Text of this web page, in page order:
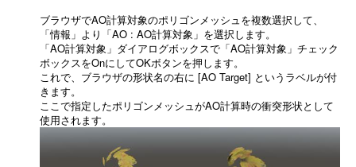
ブラウザでAO計算対象のポリゴンメッシュを複数選択して、
「情報」より「AO : AO計算対象」を選択します。
「AO計算対象」ダイアログボックスで「AO計算対象」チェック
ボックスをOnにしてOKボタンを押します。
これで、ブラウザの形状名の右に [AO Target] というラベルが付
きます。
ここで指定したポリゴンメッシュがAO計算時の衝突形状として
使用されます。